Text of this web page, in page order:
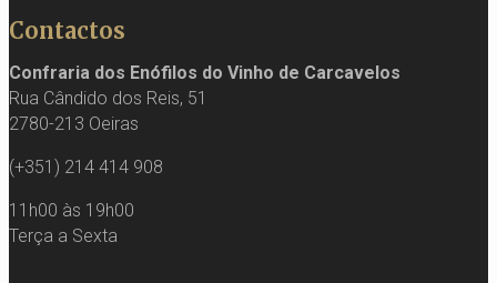
Contactos
Confraria dos Enófilos do Vinho de Carcavelos
Rua Cândido dos Reis, 51
2780-213 Oeiras
(+351) 214 414 908
11h00 às 19h00
Terça a Sexta